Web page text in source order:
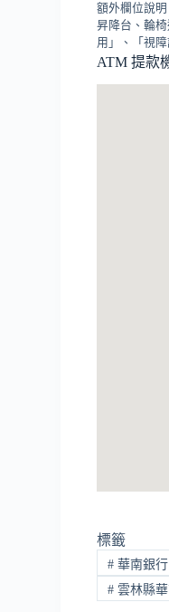
額外欄位說
昇降台、輪
用」、「視
ATM 提款
標籤
# 華南銀
# 雲林縣